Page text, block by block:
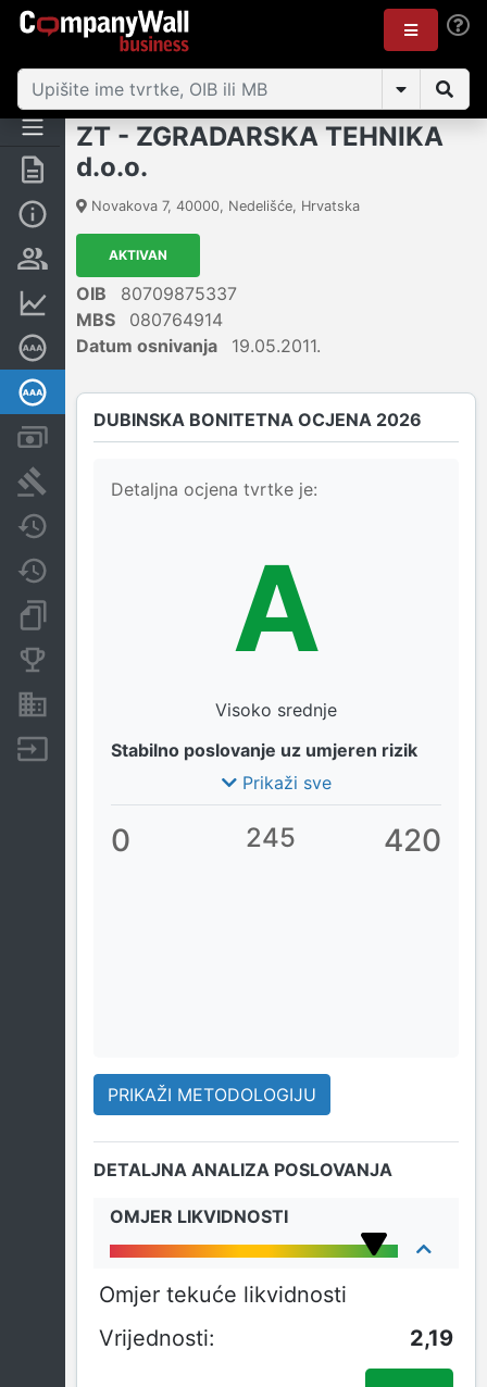
Sažetak
Osnovne informacije
Osobe i vlasništvo
Financijski podaci
Certifikat bonitetne izvrsnosti
Dubinska bonitetna ocjena
Sudske objave
ZT - ZGRADARSKA TEHNIKA
d.o.o.
Novakova 7, 40000, Nedelišće, Hrvatska
AKTIVAN
OIB
80709875337
MBS
080764914
Datum osnivanja
19.05.2011.
DUBINSKA BONITETNA OCJENA 2026
Detaljna ocjena tvrtke je:
A
Visoko srednje
Stabilno poslovanje uz umjeren rizik
Prikaži sve
0 245 420
PRIKAŽI METODOLOGIJU
DETALJNA ANALIZA POSLOVANJA
OMJER LIKVIDNOSTI
Omjer tekuće likvidnosti
2,19